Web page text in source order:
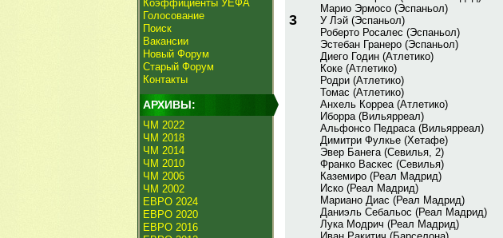
Коэффициенты УЕФА
Голосование
Поиск
Вакансии
Новый Форум
Старый Форум
Контакты
АРХИВЫ:
ЧМ 2022
ЧМ 2018
ЧМ 2014
ЧМ 2010
ЧМ 2006
ЧМ 2002
ЕВРО 2024
ЕВРО 2020
ЕВРО 2016
3
Марио Эрмосо (Эспаньол)
У Лэй (Эспаньол)
Роберто Росалес (Эспаньол)
Эстебан Гранеро (Эспаньол)
Диего Годин (Атлетико)
Коке (Атлетико)
Родри (Атлетико)
Томас (Атлетико)
Анхель Корреа (Атлетико)
Иборра (Вильярреал)
Альфонсо Педраса (Вильярреал)
Димитри Фулкье (Хетафе)
Эвер Банега (Севилья, 2)
Франко Васкес (Севилья)
Каземиро (Реал Мадрид)
Иско (Реал Мадрид)
Мариано Диас (Реал Мадрид)
Даниэль Себальос (Реал Мадрид)
Лука Модрич (Реал Мадрид)